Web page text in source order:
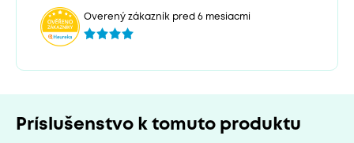
Overený zákazník pred 6 mesiacmi
Príslušenstvo k tomuto produktu